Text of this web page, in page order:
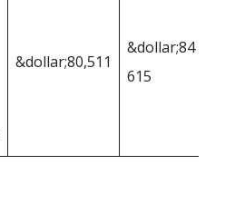
&dollar;80,511
&dollar;84
615